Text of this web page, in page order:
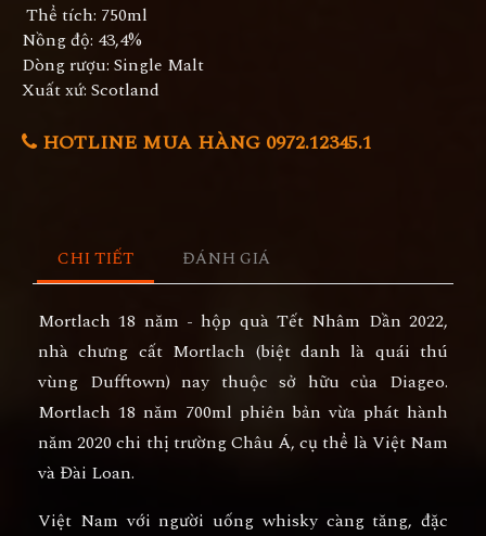
Thể tích: 750ml
Nồng độ: 43,4%
Dòng rượu: Single Malt
Xuất xứ: Scotland
HOTLINE MUA HÀNG 0972.12345.1
CHI TIẾT ĐÁNH GIÁ
Mortlach 18 năm - hộp quà Tết Nhâm Dần 2022,
nhà chưng cất Mortlach (biệt danh là quái thú
vùng Dufftown) nay thuộc sở hữu của Diageo.
Mortlach 18 năm 700ml phiên bản vừa phát hành
năm 2020 chi thị trường Châu Á, cụ thể là Việt Nam
và Đài Loan.
Việt Nam với người uống whisky càng tăng, đặc